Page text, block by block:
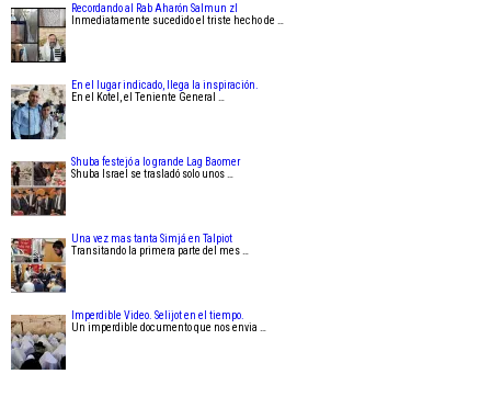
Recordando al Rab Aharón Salmun zl
Inmediatamente sucedido el triste hecho de …
En el lugar indicado, llega la inspiración.
En el Kotel, el Teniente General …
Shuba festejó a lo grande Lag Baomer
Shuba Israel se trasladó solo unos …
Una vez mas tanta Simjá en Talpiot
Transitando la primera parte del mes …
Imperdible Video. Selijot en el tiempo.
Un imperdible documento que nos envia …